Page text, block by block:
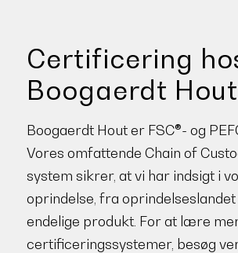
Certificering
Boogaerdt Hout
Boogaerdt Hout er FSC®- og
Vores omfattende Chain of
system sikrer, at vi har indsigt i
oprindelse, fra oprindelseslandet
endelige produkt. For at lære
certificeringssystemer, besøg